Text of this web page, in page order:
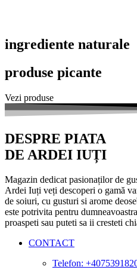
ingrediente naturale
produse picante
Vezi produse
DESPRE PIATA
DE ARDEI IUȚI
Magazin dedicat pasionaților de
Ardei Iuți veți descoperi o gamă
de soiuri, cu gusturi si arome
este potrivita pentru
proaspeti sau puteti sa ii cresteti
CONTACT
Telefon: